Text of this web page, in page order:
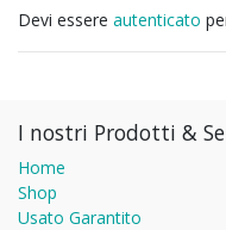
Devi essere autenticato
I nostri Prodotti &
Home
Shop
Usato Garantito